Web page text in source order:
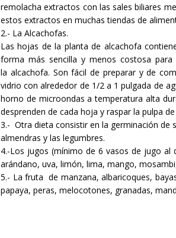
remolacha extractos con las sales biliares
estos extractos en muchas tiendas de
2.- La Alcachofas.
Las hojas de la planta de alcachofa
forma más sencilla y menos costosa para
la alcachofa. Son fácil de preparar y de
vidrio con alrededor de 1/2 a 1 pulgada de
horno de microondas a temperatura alta
desprenden de cada hoja y raspar la pulpa de
3.- Otra dieta consistir en la germinación de
almendras y las legumbres.
4.-Los jugos (mínimo de 6 vasos de jugo al
arándano, uva, limón, lima, mango, mosambi
5.- La fruta de manzana, albaricoques,
papaya, peras, melocotones, granadas,